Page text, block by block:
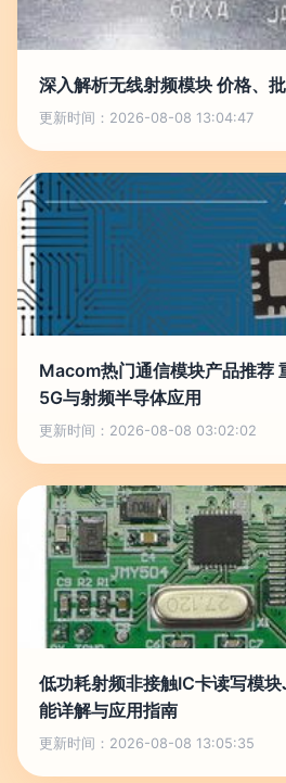
深入解析无线射频模块 价格、
更新时间：2026-08-08 13:04:47
Macom热门通信模块产品推荐
5G与射频半导体应用
更新时间：2026-08-08 03:02:02
低功耗射频非接触IC卡读写模
能详解与应用指南
更新时间：2026-08-08 13:05:35